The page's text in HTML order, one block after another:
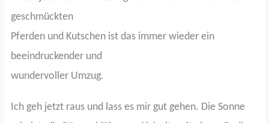
geschmückten
Pferden und Kutschen ist das immer wieder ein
beeindruckender und
wundervoller Umzug.
Ich geh jetzt raus und lass es mir gut gehen. Die Sonne